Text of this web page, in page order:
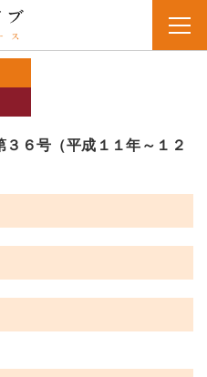
６号（平成１１年～１２